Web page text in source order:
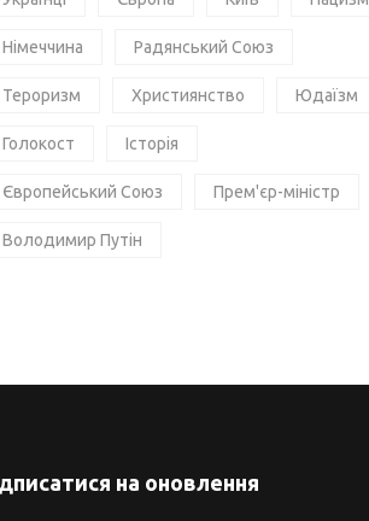
Німеччина Радянський Союз
Тероризм Християнство Юдаїзм
Голокост Історія
Європейський Союз Прем'єр-міністр
Володимир Путін
на оновлення